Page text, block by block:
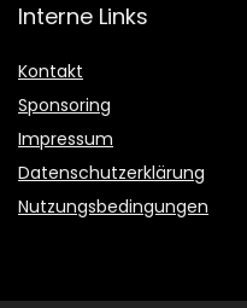
Interne Links
Kontakt
Sponsoring
Impressum
Datenschutzerklärung
Nutzungsbedingungen